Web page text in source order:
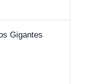
Gigantes